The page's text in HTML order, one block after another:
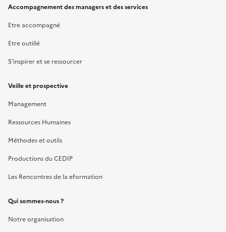
Accompagnement des managers et des services
Etre accompagné
Etre outillé
S’inspirer et se ressourcer
Veille et prospective
Management
Ressources Humaines
Méthodes et outils
Productions du CEDIP
Les Rencontres de la eformation
Qui sommes-nous ?
Notre organisation